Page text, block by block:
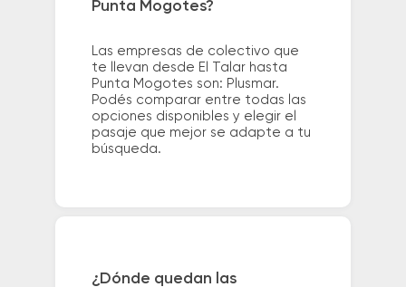
Punta Mogotes?
Las empresas de colectivo que
te llevan desde El Talar hasta
Punta Mogotes son: Plusmar.
Podés comparar entre todas las
opciones disponibles y elegir el
pasaje que mejor se adapte a tu
búsqueda.
¿Dónde quedan las